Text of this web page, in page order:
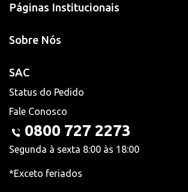
Páginas Institucionais
Sobre Nós
SAC
Status do Pedido
Fale Conosco
0800 727 2273
Segunda à sexta 8:00 às 18:00
*Exceto feriados